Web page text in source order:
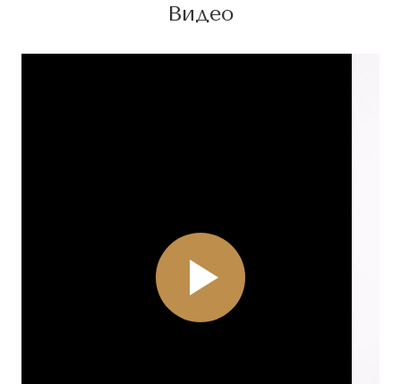
Видео